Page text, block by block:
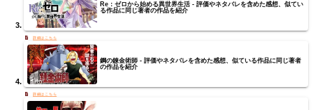
Re：ゼロから始める異世界生活 - 評価やネタバレを含めた感想、似てい
る作品に同じ著者の作品を紹介
鋼の錬金術師 - 評価やネタバレを含めた感想、似ている作品に同じ著者
の作品を紹介